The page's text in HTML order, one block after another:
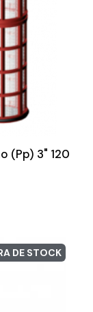
(Pp) 3" 120
DE STOCK